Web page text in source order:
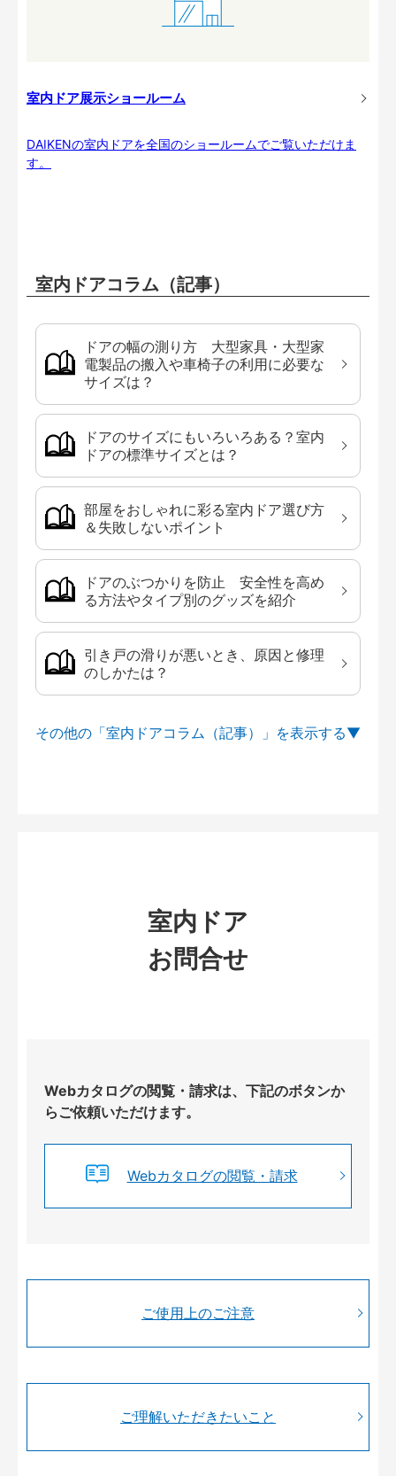
室内ドア展示ショールーム
DAIKENの室内ドアを全国のショールームでご覧いただけま
す。
室内ドアコラム（記事）
ドアの幅の測り方 大型家具・大型家
電製品の搬入や車椅子の利用に必要な
サイズは？
ドアのサイズにもいろいろある？室内
ドアの標準サイズとは？
部屋をおしゃれに彩る室内ドア選び方
＆失敗しないポイント
ドアのぶつかりを防止 安全性を高め
る方法やタイプ別のグッズを紹介
引き戸の滑りが悪いとき、原因と修理
のしかたは？
その他の「室内ドアコラム（記事）」を
室内ドア
お問合せ
Webカタログの閲覧・請求は、下記のボタンか
らご依頼いただけます。
Webカタログの閲覧・請求
ご使用上のご注意
ご理解いただきたいこと